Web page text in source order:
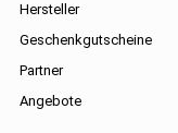
Hersteller
Geschenkgutscheine
Partner
Angebote